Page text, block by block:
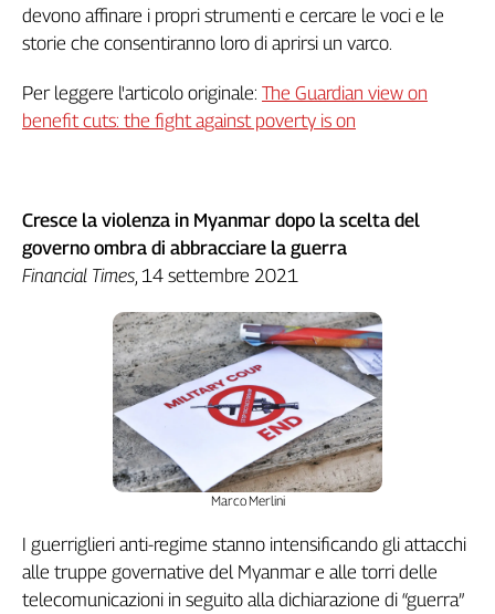
devono affinare i propri strumenti e cercare le voci e le
storie che consentiranno loro di aprirsi un varco.
Per leggere l'articolo originale: The Guardian view on
benefit cuts: the fight against poverty is on
Cresce la violenza in Myanmar dopo la scelta del
governo ombra di abbracciare la guerra
Financial Times , 14 settembre 2021
Marco Merlini
I guerriglieri anti-regime stanno intensificando gli attacchi
alle truppe governative del Myanmar e alle torri delle
telecomunicazioni in seguito alla dichiarazione di “guerra”